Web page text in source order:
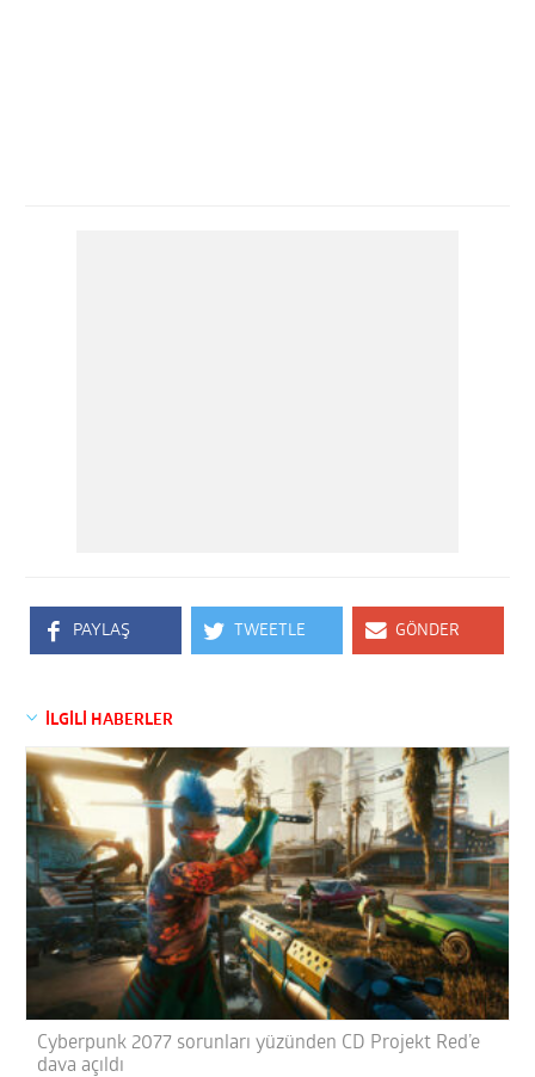
PAYLAŞ TWEETLE GÖNDER
İLGİLİ HABERLER
Cyberpunk 2077 sorunları yüzünden CD Projekt Red’e
dava açıldı